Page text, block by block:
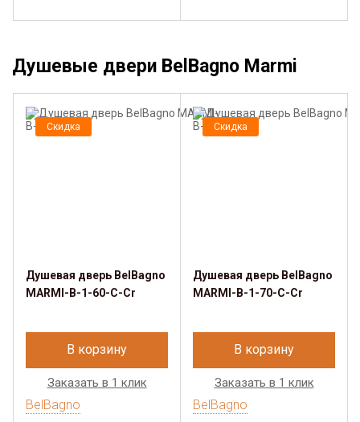
Душевые двери BelBagno Marmi
Скидка
Душевая дверь BelBagno
MARMI-B-1-60-C-Cr
В корзину
Заказать в 1 клик
BelBagno
Скидка
Душевая дверь BelBagno
MARMI-B-1-70-C-Cr
В корзину
Заказать в 1 клик
BelBagno